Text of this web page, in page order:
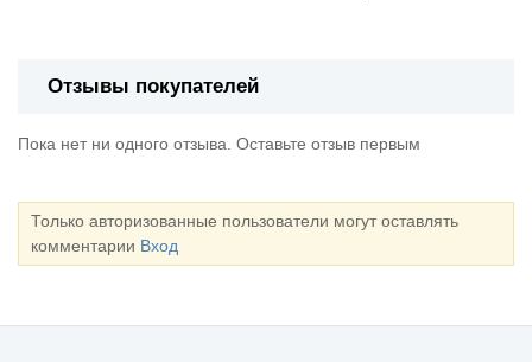
Отзывы покупателей
Пока нет ни одного отзыва. Оставьте отзыв первым
Только авторизованные пользователи могут оставлять
комментарии Вход